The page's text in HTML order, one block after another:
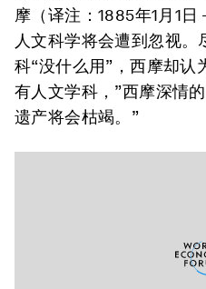
摩（译注：1885年1月1
人文科学将会遭到忽视
科“没什么用”，西摩却认
有人文学科，”西摩深情
遗产将会枯竭。”